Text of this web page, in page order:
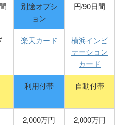
別途オプシ
ョン
円/90日間
楽天カード
横浜インビ
テーション
カード
利用付帯 自動付帯
2,000万円 2,000万円